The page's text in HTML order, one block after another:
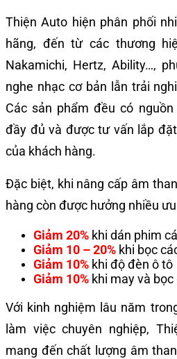
Thiện Auto hiện phân phối
hãng, đến từ các thương
Nakamichi, Hertz, Ability…,
nghe nhạc cơ bản lẫn trải
Các sản phẩm đều có
đầy đủ và được tư vấn lắp
của khách hàng.
Đặc biệt, khi nâng cấp âm
hàng còn được hưởng nhiều
Giảm 20% khi dán phim
Giảm 10 – 20% khi bọc
Giảm 10% khi độ đèn ô tô
Giảm 10% khi may và
Với kinh nghiệm lâu năm
làm việc chuyên nghiệp,
mang đến chất lượng âm